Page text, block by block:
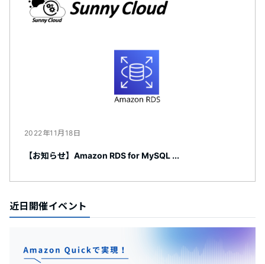
2022年11月18日
【お知らせ】Amazon RDS for MySQL ...
近日開催イベント